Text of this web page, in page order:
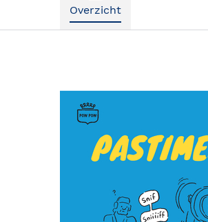
Overzicht